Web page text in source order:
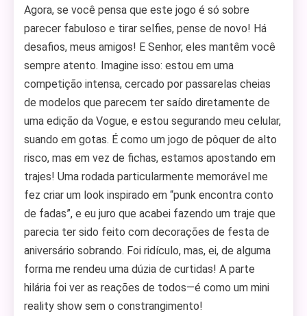
Agora, se você pensa que este jogo é só sobre
parecer fabuloso e tirar selfies, pense de novo! Há
desafios, meus amigos! E Senhor, eles mantêm você
sempre atento. Imagine isso: estou em uma
competição intensa, cercado por passarelas cheias
de modelos que parecem ter saído diretamente de
uma edição da Vogue, e estou segurando meu celular,
suando em gotas. É como um jogo de pôquer de alto
risco, mas em vez de fichas, estamos apostando em
trajes! Uma rodada particularmente memorável me
fez criar um look inspirado em “punk encontra conto
de fadas”, e eu juro que acabei fazendo um traje que
parecia ter sido feito com decorações de festa de
aniversário sobrando. Foi ridículo, mas, ei, de alguma
forma me rendeu uma dúzia de curtidas! A parte
hilária foi ver as reações de todos—é como um mini
reality show sem o constrangimento!